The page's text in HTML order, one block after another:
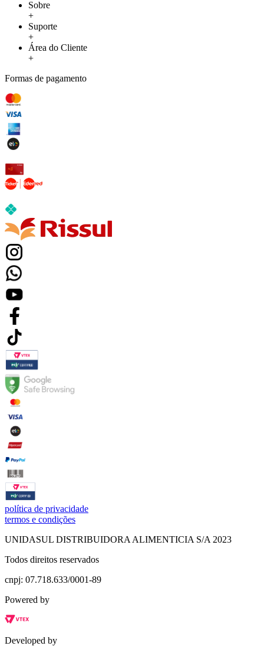
Sobre
+
Suporte
+
Área do Cliente
+
Formas de pagamento
política de privacidade
termos e condições
UNIDASUL DISTRIBUIDORA ALIMENTICIA S/A 2023
Todos direitos reservados
cnpj: 07.718.633/0001-89
Powered by
Developed by